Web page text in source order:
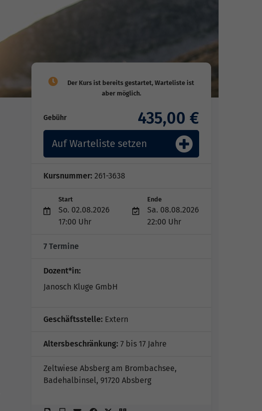
Gebühr 435,00 €
Auf Warteliste setzen
Kursnummer: 261-3638
Start
So. 02.08.2026
17:00 Uhr
Ende
Sa. 08.08.2026
22:00 Uhr
7 Termine
Dozent*in:
Janosch Kluge GmbH
Geschäftsstelle: Extern
Altersbeschränkung: 7 bis 17 Jahre
Zeltwiese Absberg am Brombachsee,
Badehalbinsel, 91720 Absberg